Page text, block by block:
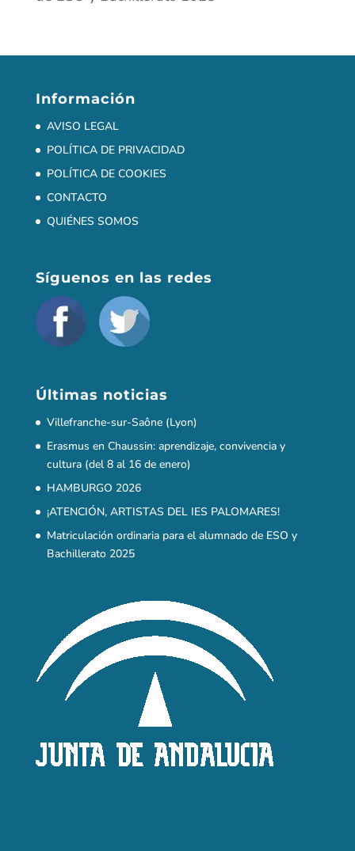
CONTACTO
Síguenos en las redes
Villefranche-sur-Saône (Lyon)
Erasmus en Chaussin: aprendizaje, convivencia y
cultura (del 8 al 16 de enero)
HAMBURGO 2026
Matriculación ordinaria para el alumnado de ESO y
Bachillerato 2025
Reservado todos los derechos I.E.S Palomares © | Diseño Web by